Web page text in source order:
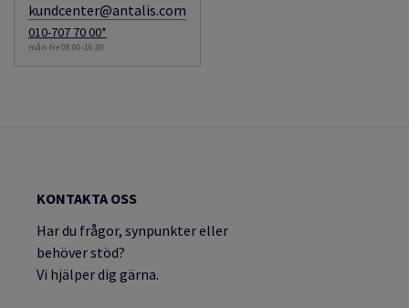
kundcenter@antalis.com
010-707 70 00*
mån-fre 08:00-16:30
KONTAKTA OSS
Har du frågor, synpunkter eller
behöver stöd?
Vi hjälper dig gärna.